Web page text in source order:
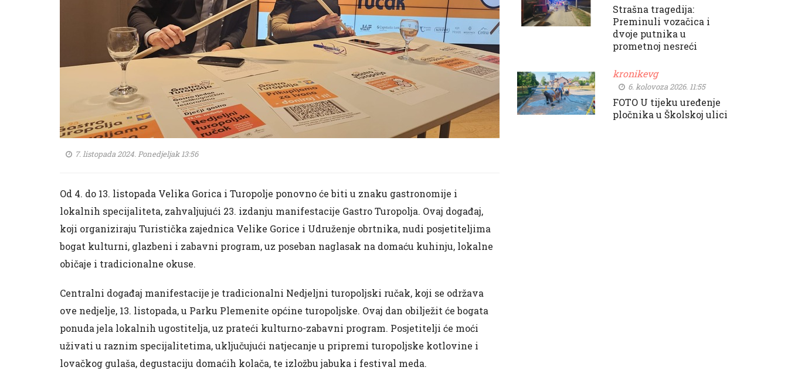
7. listopada 2024. Ponedjeljak 13:56
Od 4. do 13. listopada Velika Gorica i Turopolje ponovno će biti u znaku gastronomije i
lokalnih specijaliteta, zahvaljujući 23. izdanju manifestacije Gastro Turopolja. Ovaj događaj,
koji organiziraju Turistička zajednica Velike Gorice i Udruženje obrtnika, nudi posjetiteljima
bogat kulturni, glazbeni i zabavni program, uz poseban naglasak na domaću kuhinju, lokalne
običaje i tradicionalne okuse.
Centralni događaj manifestacije je tradicionalni Nedjeljni turopoljski ručak, koji se održava
ove nedjelje, 13. listopada, u Parku Plemenite općine turopoljske. Ovaj dan obilježit će bogata
ponuda jela lokalnih ugostitelja, uz prateći kulturno-zabavni program. Posjetitelji će moći
uživati u raznim specijalitetima, uključujući natjecanje u pripremi turopoljske kotlovine i
lovačkog gulaša, degustaciju domaćih kolača, te izložbu jabuka i festival meda.
Strašna tragedija:
Preminuli vozačica i
dvoje putnika u
prometnoj nesreći
kronikevg
6. kolovoza 2026. 11:55
FOTO U tijeku uređenje
pločnika u Školskoj ulici